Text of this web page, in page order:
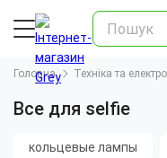
Головна Техніка та
Все для selfie
кольцевые лампы